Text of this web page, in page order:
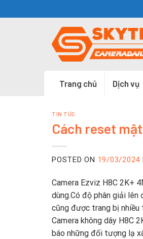
to
Trang chủ Dịch vụ
TIN TỨC
Cách reset
POSTED ON 19/03/2024
Camera Ezviz H8C 2K+
dùng.Có độ phân giải
cũng được trang bị
Camera không dây H8C
báo những đối tượng lạ